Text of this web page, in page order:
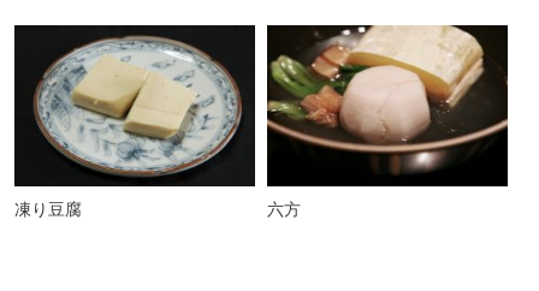
凍り豆腐 六方